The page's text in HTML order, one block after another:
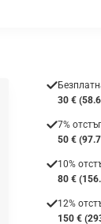
30 €
7%
50 €
10%
80 €
12%
150 €